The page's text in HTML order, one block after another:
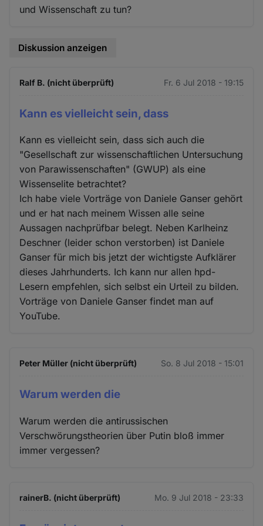
und Wissenschaft zu tun?
Diskussion anzeigen
Ralf B. (nicht überprüft) Fr. 6 Jul 2018 - 19:15
Kann es vielleicht sein, dass
Kann es vielleicht sein, dass sich auch die
"Gesellschaft zur wissenschaftlichen Untersuchung
von Parawissenschaften" (GWUP) als eine
Wissenselite betrachtet?
Ich habe viele Vorträge von Daniele Ganser gehört
und er hat nach meinem Wissen alle seine
Aussagen nachprüfbar belegt. Neben Karlheinz
Deschner (leider schon verstorben) ist Daniele
Ganser für mich bis jetzt der wichtigste Aufklärer
dieses Jahrhunderts. Ich kann nur allen hpd-
Lesern empfehlen, sich selbst ein Urteil zu bilden.
Vorträge von Daniele Ganser findet man auf
YouTube.
Peter Müller (nicht überprüft) So. 8 Jul 2018 - 15:01
Warum werden die
Warum werden die antirussischen
Verschwörungstheorien über Putin bloß immer
immer vergessen?
rainerB. (nicht überprüft) Mo. 9 Jul 2018 - 23:33